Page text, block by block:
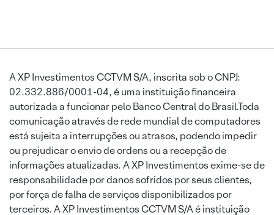
A XP Investimentos CCTVM S/A, inscrita sob o CNPJ:
02.332.886/0001-04, é uma instituição financeira
autorizada a funcionar pelo Banco Central do Brasil.Toda
comunicação através de rede mundial de computadores
está sujeita a interrupções ou atrasos, podendo impedir
ou prejudicar o envio de ordens ou a recepção de
informações atualizadas. A XP Investimentos exime-se de
responsabilidade por danos sofridos por seus clientes,
por força de falha de serviços disponibilizados por
terceiros. A XP Investimentos CCTVM S/A é instituição